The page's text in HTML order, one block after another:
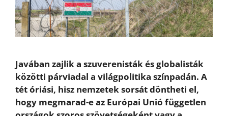
Javában zajlik a szuverenisták és globalisták
közötti párviadal a világpolitika színpadán. A
tét óriási, hisz nemzetek sorsát döntheti el,
hogy megmarad-e az Európai Unió független